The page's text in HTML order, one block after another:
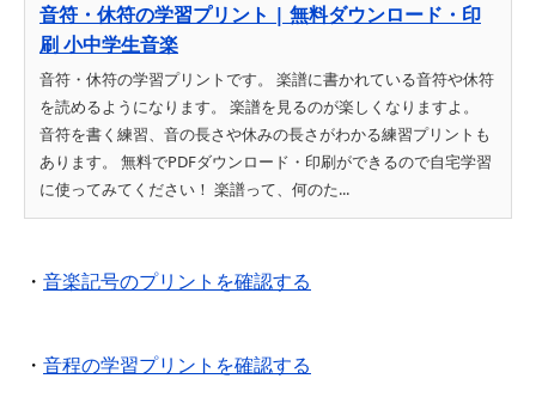
音符・休符の学習プリント | 無料ダウンロード・印
刷 小中学生音楽
音符・休符の学習プリントです。 楽譜に書かれている音符や休符
を読めるようになります。 楽譜を見るのが楽しくなりますよ。
音符を書く練習、音の長さや休みの長さがわかる練習プリントも
あります。 無料でPDFダウンロード・印刷ができるので自宅学習
に使ってみてください！ 楽譜って、何のた...
・ 音楽記号のプリントを確認する
・ 音程の学習プリントを確認する